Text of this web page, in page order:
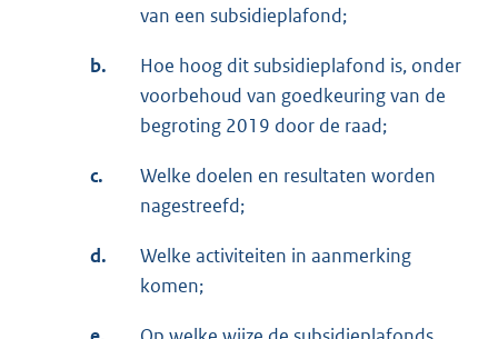
van een subsidieplafond;
b.
Hoe hoog dit subsidieplafond is, onder
voorbehoud van goedkeuring van de
begroting 2019 door de raad;
c.
Welke doelen en resultaten worden
nagestreefd;
d.
Welke activiteiten in aanmerking
komen;